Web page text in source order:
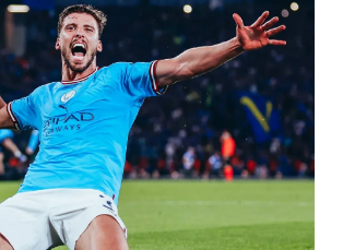
cáo RSS Chính sách bảo
Ngọc Toàn
thường trực: Hải Thành
Lâm Hiếu Dũng
Trần Việt Hưng
Đức Trung
số 110/GP - BTTTT cấp ngày 24.3.2020
quyền thuộc về Báo Thanh Niên. Cấm sao
thức nếu không có sự chấp thuận bằng văn
ePi Technologies, JSC.